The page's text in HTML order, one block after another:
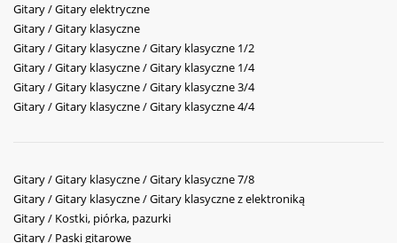
Gitary / Gitary elektryczne
Gitary / Gitary klasyczne
Gitary / Gitary klasyczne / Gitary klasyczne 1/2
Gitary / Gitary klasyczne / Gitary klasyczne 1/4
Gitary / Gitary klasyczne / Gitary klasyczne 3/4
Gitary / Gitary klasyczne / Gitary klasyczne 4/4
Gitary / Gitary klasyczne / Gitary klasyczne 7/8
Gitary / Gitary klasyczne / Gitary klasyczne z elektroniką
Gitary / Kostki, piórka, pazurki
Gitary / Paski gitarowe